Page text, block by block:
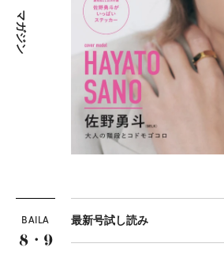
マガジン
BAILA
8・9
最新号試し読み